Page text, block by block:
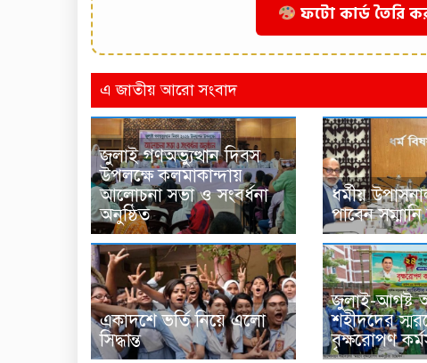
ফটো কার্ড তৈরি
এ জাতীয় আরো সংবাদ
জুলাই গণঅভ্যুত্থান দিবস
উপলক্ষে কলমাকান্দায়
আলোচনা সভা ও সংবর্ধনা
অনুষ্ঠিত
ধর্মীয়
পাবেন
একাদশে ভর্তি নিয়ে এলো
সিদ্ধান্ত
জুলাই-আগষ্ট
শহীদদের
বৃক্ষরোপণ